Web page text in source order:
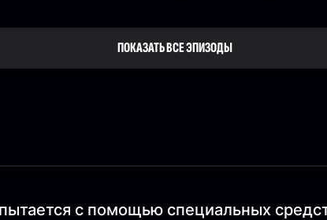
ПОКАЗАТЬ ВСЕ ЭПИЗОДЫ
с помощью специальных